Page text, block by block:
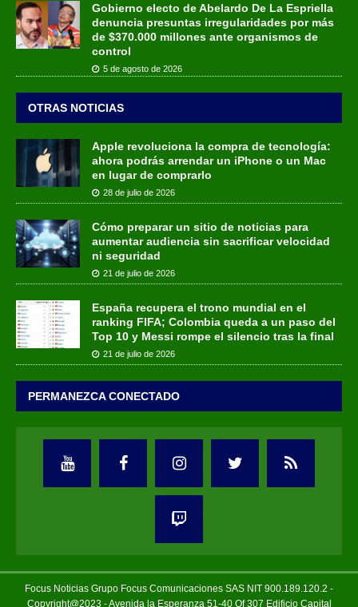
Gobierno electo de Abelardo De La Espriella
denuncia presuntas irregularidades por más
de $370.000 millones ante organismos de
control
5 de agosto de 2026
OTRAS NOTICIAS
Apple revoluciona la compra de tecnología:
ahora podrás arrendar un iPhone o un Mac
en lugar de comprarlo
28 de julio de 2026
Cómo preparar un sitio de noticias para
aumentar audiencia sin sacrificar velocidad
ni seguridad
21 de julio de 2026
España recupera el trono mundial en el
ranking FIFA; Colombia queda a un paso del
Top 10 y Messi rompe el silencio tras la final
21 de julio de 2026
PERMANEZCA CONECTADO
Focus Noticias Grupo Focus Comunicaciones SAS NIT 900.189.120.2 -
Copyright@2023 - Avenida la Esperanza 51-40 Of 307 Edificio Capital